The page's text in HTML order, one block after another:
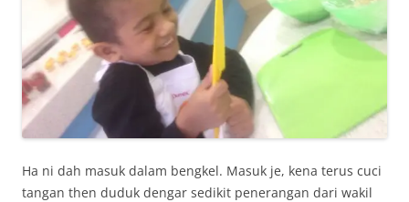
Ha ni dah masuk dalam bengkel. Masuk je, kena terus cuci
tangan then duduk dengar sedikit penerangan dari wakil